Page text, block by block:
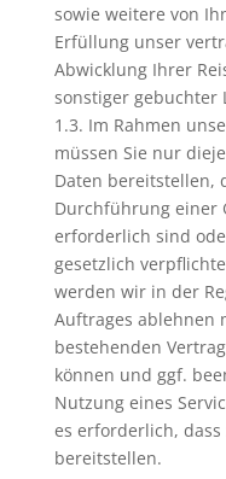
sowie weitere von
Erfüllung unser
Abwicklung Ihrer
sonstiger gebuchter
1.3. Im Rahmen
müssen Sie nur
Daten bereitstellen,
Durchführung einer
erforderlich sind
gesetzlich
werden wir in der
Auftrages ablehnen
bestehenden
können und ggf.
Nutzung eines
es erforderlich, dass
bereitstellen.